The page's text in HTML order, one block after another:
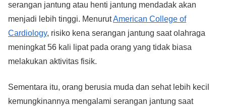
serangan jantung atau henti jantung mendadak akan
menjadi lebih tinggi. MenurutAmerican College of
Cardiology, risiko kena serangan jantung saat olahraga
meningkat 56 kali lipat pada orang yang tidak biasa
melakukan aktivitas fisik.
Sementara itu, orang berusia muda dan sehat lebih kecil
kemungkinannya mengalami serangan jantung saat